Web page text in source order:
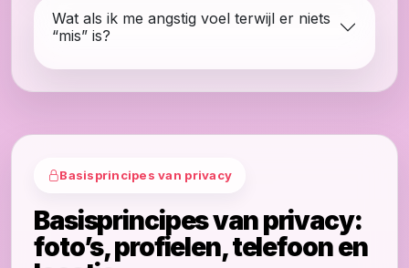
Wat als ik me angstig voel terwijl er niets
“mis” is?
Basisprincipes van privacy
Basisprincipes van privacy:
foto’s, profielen, telefoon en